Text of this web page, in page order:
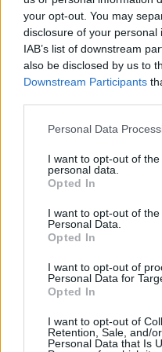
your opt-out. You may
disclosure of your
IAB’s list of downstream
also be disclosed by us to
Downstream Participants
Personal Data
I want to opt-out of
personal data.
Opted In
I want to opt-out of
Personal Data.
Opted In
I want to opt-out of
Personal Data for
Opted In
I want to opt-out of
Retention, Sale, and/
Personal Data that Is
ΣΤΗΝ ΙΔΙΑ